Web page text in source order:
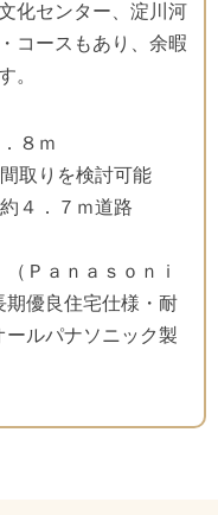
化センター、淀川河
コースもあり、余暇
。
８ｍ
取りを検討可能
４．７ｍ道路
Ｐａｎａｓｏｎｉ
期優良住宅仕様・耐
ルパナソニック製